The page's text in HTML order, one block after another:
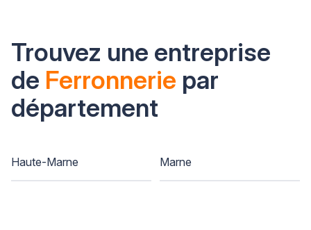
Trouvez une entreprise
de Ferronnerie par
département
Haute-Marne Marne